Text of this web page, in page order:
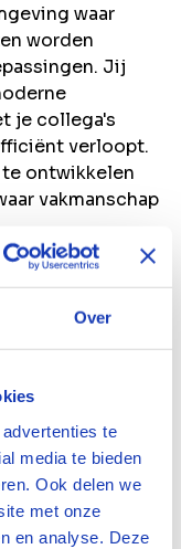
Over
te
media te bieden
Ook delen we
met onze
en analyse. Deze
waar
worden
Jij
je collega's
verloopt.
te ontwikkelen
vakmanschap
als